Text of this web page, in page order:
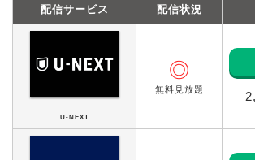
配信サービス 配信状況
U-NEXT
◎
無料見放題